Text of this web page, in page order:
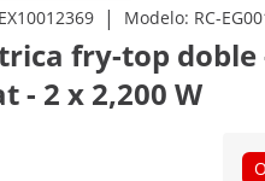
EX10012369 | Modelo: RC-
fry-top doble
- 2 x 2,200 W